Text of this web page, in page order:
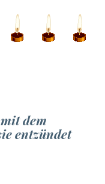
dem
entzündet